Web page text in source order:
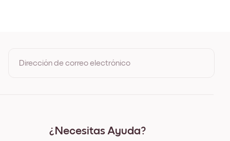
Dirección de correo electrónico
¿Necesitas Ayuda?